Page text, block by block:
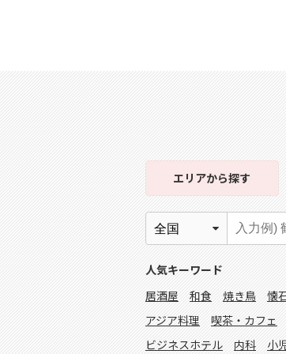
エリアから探す
人気キーワード
居酒屋
和食 焼き鳥 懐
アジア料理
喫茶・カフェ
ビジネスホテル
内科 小